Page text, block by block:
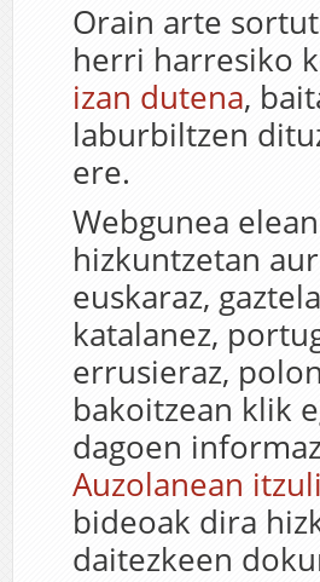
Orain arte
herri harresiko
izan dutena,
laburbiltzen
ere.
Webgunea
hizkuntzetan
euskaraz,
katalanez,
errusieraz,
bakoitzean klik
dagoen
Auzolanean
bideoak dira
daitezkeen